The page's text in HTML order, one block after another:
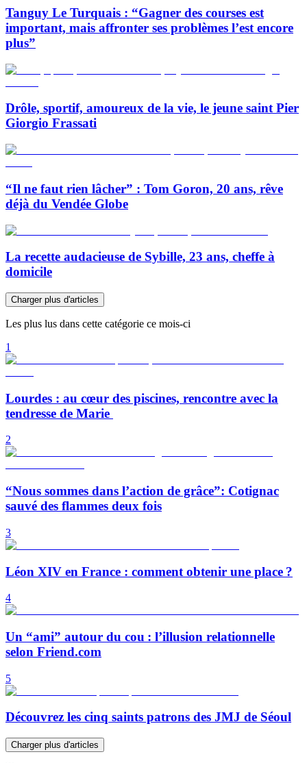
Tanguy Le Turquais : “Gagner des courses est
important, mais affronter ses problèmes l’est encore
plus”
Drôle, sportif, amoureux de la vie, le jeune saint Pier
Giorgio Frassati
“Il ne faut rien lâcher” : Tom Goron, 20 ans, rêve
déjà du Vendée Globe
La recette audacieuse de Sybille, 23 ans, cheffe à
domicile
Charger plus d'articles
Les plus lus dans cette catégorie ce mois-ci
1
Lourdes : au cœur des piscines, rencontre avec la
tendresse de Marie
2
“Nous sommes dans l’action de grâce”: Cotignac
sauvé des flammes deux fois
3
Léon XIV en France : comment obtenir une place ?
4
Un “ami” autour du cou : l’illusion relationnelle
selon Friend.com
5
Découvrez les cinq saints patrons des JMJ de Séoul
Charger plus d'articles